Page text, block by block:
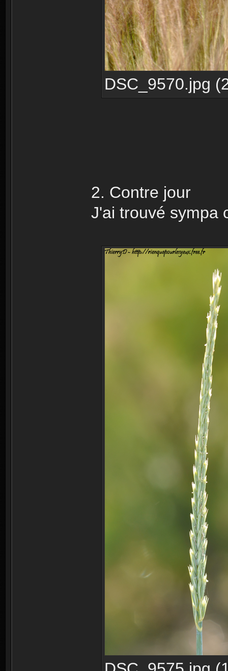
DSC_9570.jpg
2. Contre jour
J'ai trouvé sympa